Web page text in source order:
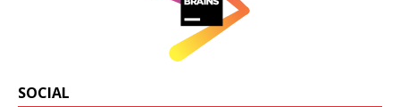
SOCIAL